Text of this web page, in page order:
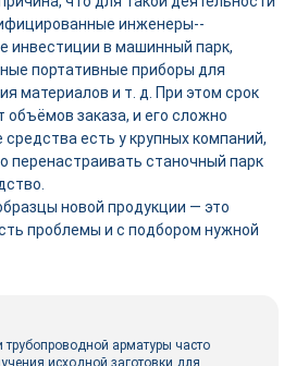
инженеры-­
инвестиции в машинный парк,
портативные приборы для
материалов и т. д. При этом срок
объёмов заказа, и его сложно
средства есть у крупных компаний,
перенастраивать станочный парк
новой продукции — это
проблемы и с подбором нужной
арматуры часто
исходной заготовки для